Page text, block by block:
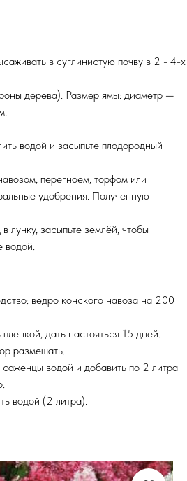
в суглинистую почву в 2 - 4-х
дерева). Размер ямы: диаметр —
водой и засыпьте плодородный
перегноем, торфом или
удобрения. Полученную
лунку, засыпьте землёй, чтобы
водой.
ведро конского навоза на 200
дать настояться 15 дней.
размешать.
водой и добавить по 2 литра
водой (2 литра).